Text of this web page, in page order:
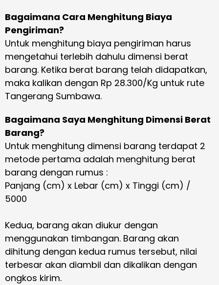
Bagaimana Cara Menghitung Biaya
Pengiriman?
Untuk menghitung biaya pengiriman harus
mengetahui terlebih dahulu dimensi berat
barang. Ketika berat barang telah didapatkan,
maka kalikan dengan Rp 28.300/Kg untuk rute
Tangerang Sumbawa.
Bagaimana Saya Menghitung Dimensi Berat
Barang?
Untuk menghitung dimensi barang terdapat 2
metode pertama adalah menghitung berat
barang dengan rumus :
Panjang (cm) x Lebar (cm) x Tinggi (cm) /
5000
Kedua, barang akan diukur dengan
menggunakan timbangan. Barang akan
dihitung dengan kedua rumus tersebut, nilai
terbesar akan diambil dan dikalikan dengan
ongkos kirim.